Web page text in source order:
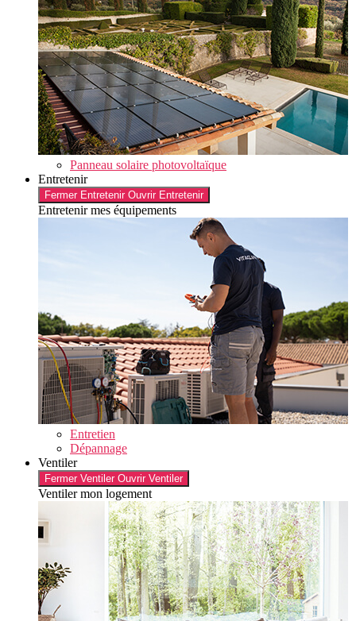
Panneau solaire photovoltaïque
Entretenir
Fermer Entretenir Ouvrir Entretenir
Entretenir mes équipements
Entretien
Dépannage
Ventiler
Fermer Ventiler Ouvrir Ventiler
Ventiler mon logement